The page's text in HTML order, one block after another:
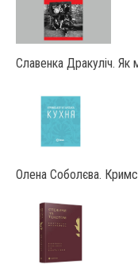
Славенка Дракуліч. Як
Олена Соболєва.